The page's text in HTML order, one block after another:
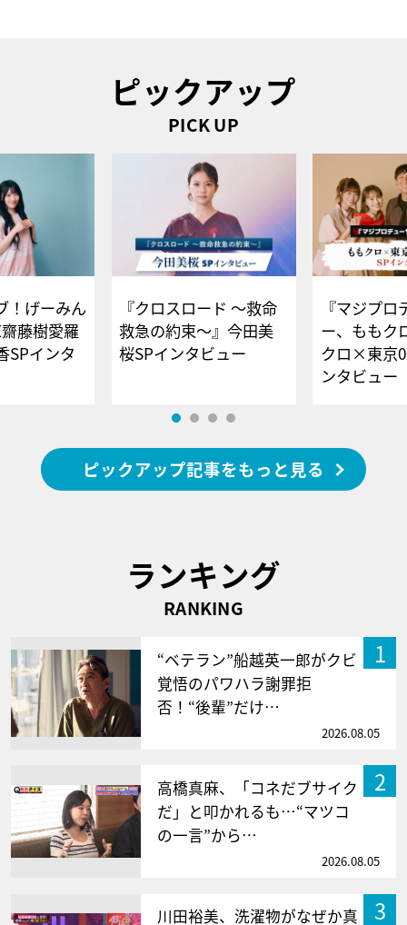
ピックアップ
PICK UP
！げーみん
藤樹愛羅
SPインタ
『クロスロード ～救命
救急の約束～』今田美
桜SPインタビュー
『マジプロ
ー、ももク
クロ×東京
ンタビュー
ピックアップ記事をもっと見る
ランキング
RANKING
1
“ベテラン”船越英一郎がクビ
覚悟のパワハラ謝罪拒
否！“後輩”だけ…
2026.08.05
2
高橋真麻、「コネだブサイク
だ」と叩かれるも…“マツコ
の一言”から…
2026.08.05
3
川田裕美、洗濯物がなぜか真